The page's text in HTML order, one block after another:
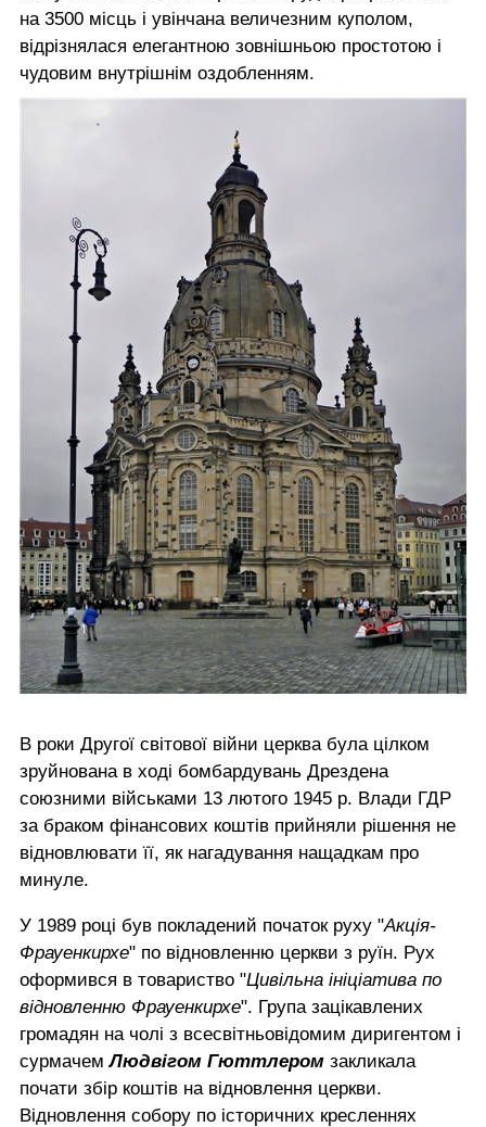
на 3500 місць і увінчана величезним куполом,
відрізнялася елегантною зовнішньою простотою і
чудовим внутрішнім оздобленням.
В роки Другої світової війни церква була цілком
зруйнована в ході бомбардувань Дрездена
союзними військами 13 лютого 1945 р. Влади ГДР
за браком фінансових коштів прийняли рішення не
відновлювати її, як нагадування нащадкам про
минуле.
У 1989 році був покладений початок руху "Акція-
Фрауенкирхе" по відновленню церкви з руїн. Рух
оформився в товариство "Цивільна ініціатива по
відновленню Фрауенкирхе". Група зацікавлених
громадян на чолі з всесвітньовідомим диригентом і
сурмачемЛюдвігом Гюттлером закликала
почати збір коштів на відновлення церкви.
Відновлення собору по історичних кресленнях